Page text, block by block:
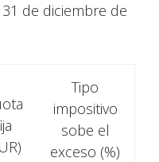
de diciembre de
Tipo
impositivo
sobe el
exceso (%)